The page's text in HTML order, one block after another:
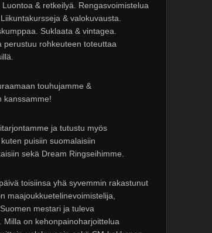
& retkeilyä. Rengasvoimistelua
& valokuvausta.
Suklaata & vintagea.
perustuu rohkeuteen toteuttaa
touhujamme &
kanssamme!
ja tutustu myös
puisiin suomalaisiin
sekä Dream Ringseihimme.
toisiinsa yhä syvemmin rakastunut
maajoukkuetelinevoimistelija,
mestari ja tuleva
Milla on kehonpainoharjoittelua